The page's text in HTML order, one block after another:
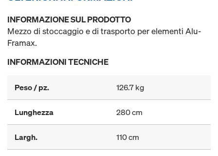
INFORMAZIONE SUL PRODOTTO
Mezzo di stoccaggio e di trasporto per elementi Alu-
Framax.
INFORMAZIONI TECNICHE
Peso / pz. 126.7 kg
Lunghezza 280 cm
Largh. 110 cm